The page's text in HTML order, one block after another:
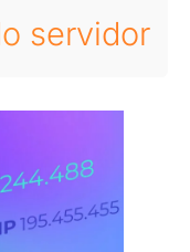
servidor